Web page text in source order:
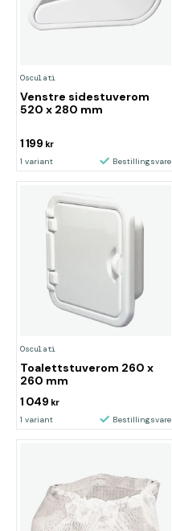
Osculati
Venstre sidestuverom
520 x 280 mm
1 199 kr
1 variant Bestillingsvare
Osculati
Toalettstuverom 260 x
260 mm
1 049 kr
1 variant Bestillingsvare